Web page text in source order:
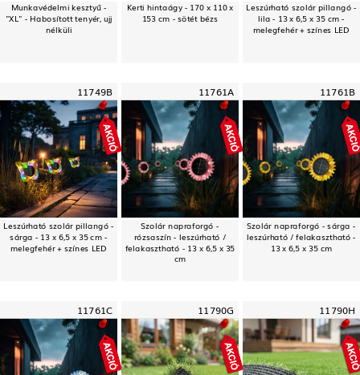
Munkavédelmi kesztyű -
"XL" - Habosított tenyér, ujj
nélküli
Kerti hintaágy - 170 x 110 x
153 cm - sötét bézs
Leszúrható szolár pillangó -
lila - 13 x 6,5 x 35 cm -
melegfehér + színes LED
11749B
Leszúrható szolár pillangó -
sárga - 13 x 6,5 x 35 cm -
melegfehér + színes LED
11761A
Szolár napraforgó -
rózsaszín - leszúrható /
felakasztható - 13 x 6,5 x 35
cm
11761B
Szolár napraforgó - sárga -
leszúrható / felakasztható -
13 x 6,5 x 35 cm
11761C 11790G 11790H